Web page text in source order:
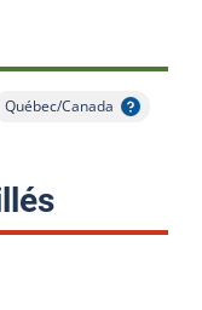
Québec/Canada
Afficher l'infobulle
: